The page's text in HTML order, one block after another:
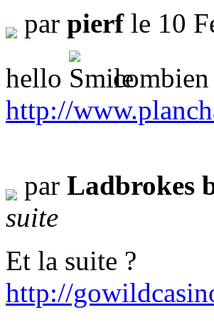
par pierfle 10
hello
combien
http://
par Ladbrokes
suite
Et la suite ?
http://